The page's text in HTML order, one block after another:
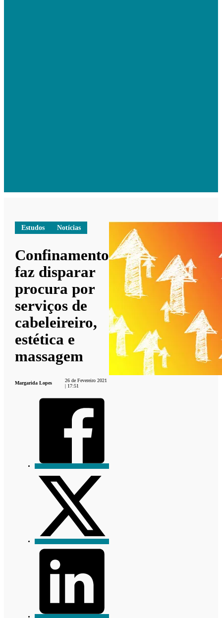
Estudos Notícias
Confinamento
faz disparar
procura por
serviços de
cabeleireiro,
estética e
massagem
Margarida Lopes
26 de Fevereiro 2021
| 17:51